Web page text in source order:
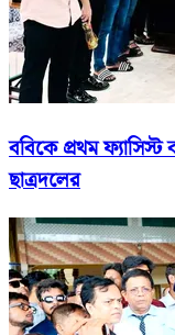
ববিকে প্রথম ফ্যাসিস্ট
ছাত্রদলের